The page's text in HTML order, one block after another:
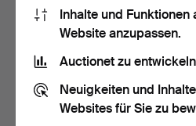
SESSEL, ein Paar,
Textilbezug, 20. Jh.
3 Tage
Schätzwert
Inhalte und Funktionen
Website anzupassen.
Auctionet zu
Neuigkeiten und
Websites für Sie zu